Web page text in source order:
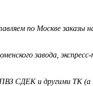
по Москве заказы
завода,
ПВЗ СДЕК и другими ТК